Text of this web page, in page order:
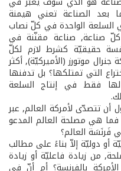
بعد الصناعة تعني هيمنة
السلعة الواحدة في كلّ نصاب
صناعة, صناعة مقنّنة في
حقيقيّة كشرط لازم لكلّ
موتورز (الأميركيّة), أكثر
التي تمتلكها؟ بل تدفنها
فقط في إنتاج السلعة
أن تتصدّى لأمركة العالم, عبر
هي مصلحة العالم المدعو
فَرنَسَة العالم؟
أو دوليّة إلاّ بناءً على مطالب
من زيادة فاعليّة أو زيادة
بالفرنسة؟ أم أنّ في